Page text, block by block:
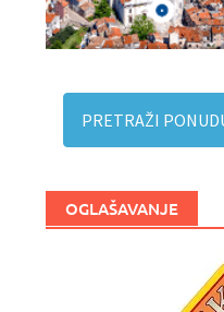
PRETRAŽI
OGLAŠAVANJE